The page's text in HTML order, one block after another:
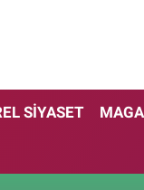
SİYASET